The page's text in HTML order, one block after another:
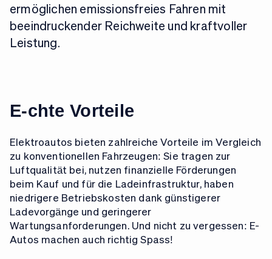
ermöglichen emissionsfreies Fahren mit
beeindruckender Reichweite und kraftvoller
Leistung.
E-chte Vorteile
Elektroautos bieten zahlreiche Vorteile im Vergleich
zu konventionellen Fahrzeugen: Sie tragen zur
Luftqualität bei, nutzen finanzielle Förderungen
beim Kauf und für die Ladeinfrastruktur, haben
niedrigere Betriebskosten dank günstigerer
Ladevorgänge und geringerer
Wartungsanforderungen. Und nicht zu vergessen: E-
Autos machen auch richtig Spass!